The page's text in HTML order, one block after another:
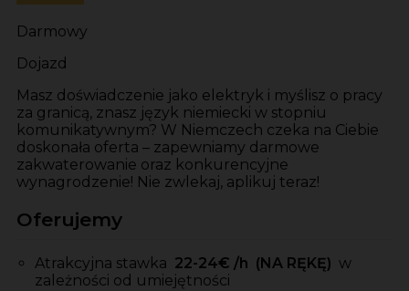
Darmowy
Dojazd
Masz doświadczenie jako elektryk i myślisz o pracy
za granicą, znasz język niemiecki w stopniu
komunikatywnym? W Niemczech czeka na Ciebie
doskonała oferta – zapewniamy darmowe
zakwaterowanie oraz konkurencyjne
wynagrodzenie! Nie zwlekaj, aplikuj teraz!
Oferujemy
Atrakcyjna stawka 22-24€ /h (NA RĘKĘ) w
zależności od umiejętności